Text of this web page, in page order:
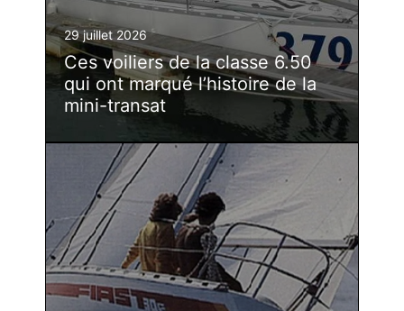
29 juillet 2026
Ces voiliers de la classe 6.50
qui ont marqué l’histoire de la
mini-transat